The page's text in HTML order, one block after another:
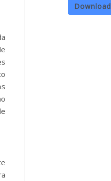
Download